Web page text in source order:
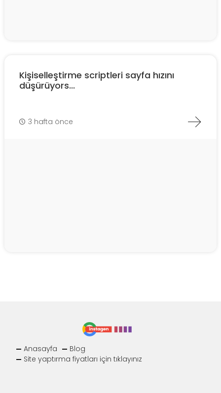
Kişiselleştirme scriptleri sayfa hızını
düşürüyors...
3 hafta önce
Anasayfa
Blog
Site yaptırma fiyatları için tıklayınız